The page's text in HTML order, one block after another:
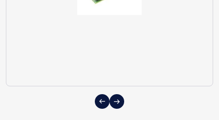
Previous
Next